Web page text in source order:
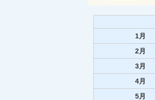
1月
2月
3月
4月
5月